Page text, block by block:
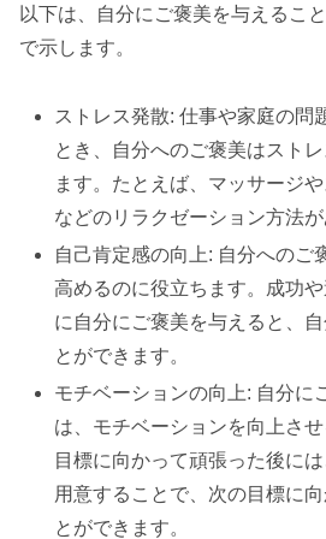
以下は、自分にご褒美を与えるこ
で示します。
ストレス発散: 仕事や家庭の問
とき、自分へのご褒美はスト
ます。たとえば、マッサージ
などのリラクゼーション方法が
自己肯定感の向上: 自分へのご
高めるのに役立ちます。成功
に自分にご褒美を与えると、
とができます。
モチベーションの向上: 自分に
は、モチベーションを向上させ
目標に向かって頑張った後に
用意することで、次の目標に
とができます。